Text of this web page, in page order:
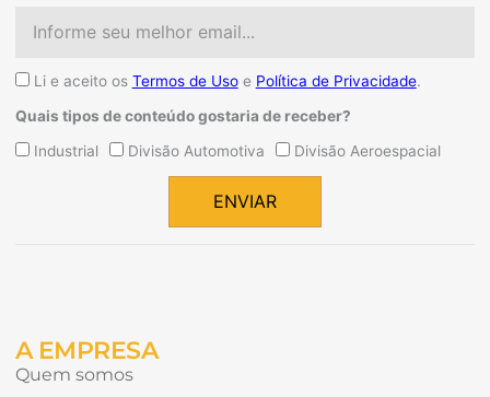
AceiteLi e aceito os Termos de Usoe Política de Privacidade.
Quais tipos de conteúdo gostaria de receber?
QuaisIndustrial Divisão Automotiva Divisão Aeroespacial
ENVIAR
A EMPRESA
Quem somos